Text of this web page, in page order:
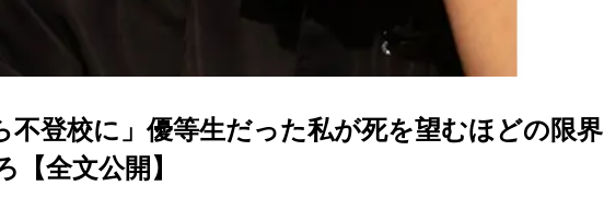
不登校に」優等生だった私が死を望むほどの限界
全文公開】